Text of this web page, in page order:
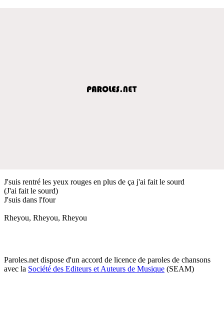
J'suis rentré les yeux rouges en plus de ça j'ai fait le sourd
(J'ai fait le sourd)
J'suis dans l'four
Rheyou, Rheyou, Rheyou
Paroles.net dispose d'un accord de licence de paroles de chansons
avec la Société des Editeurs et Auteurs de Musique (SEAM)